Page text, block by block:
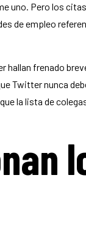
uno. Pero los
de empleo
frenado
Twitter nunca
la lista de